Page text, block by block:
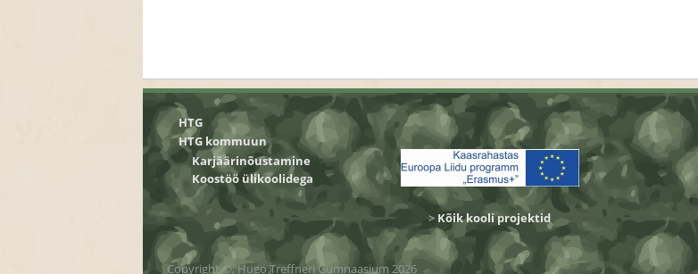
HTG
HTG kommuun
Karjäärinõustamine
Koostöö ülikoolidega
> Kõik kooli projektid
Copyright ©, Hugo Treffneri Gümnaasium 2026